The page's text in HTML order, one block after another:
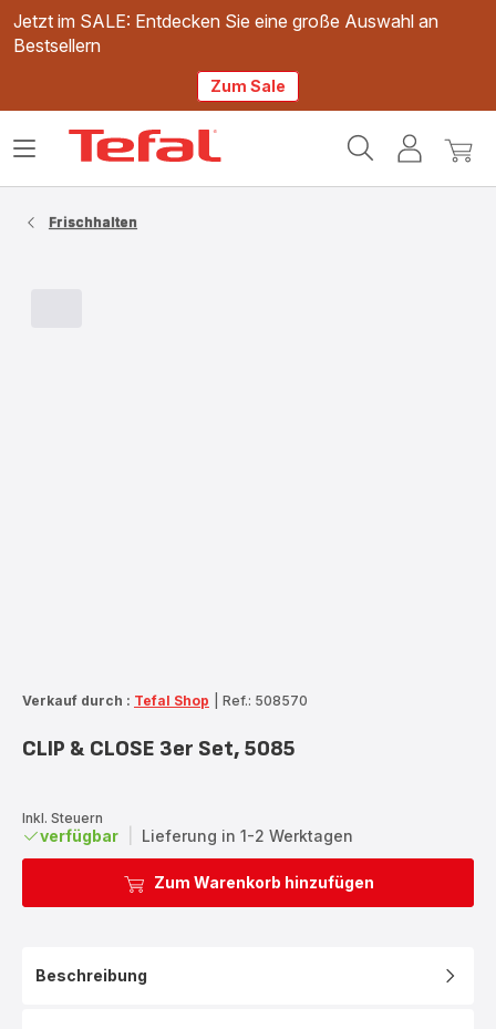
Jetzt im SALE: Entdecken Sie eine große Auswahl an
Bestsellern
Zum Sale
Mein
Mein
Das
Frischhalten
Verkauf durch : Tefal Shop Ref.: 508570
CLIP & CLOSE 3er Set, 5085
Inkl. Steuern
verfügbar Lieferung in 1-2 Werktagen
Zum Warenkorb hinzufügen
Beschreibung